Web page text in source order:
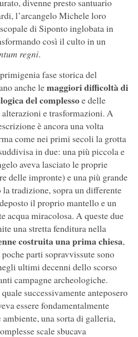
divenne presto santuario
l’arcangelo Michele loro
di Siponto inglobata in
così il culto in un
regni.
fase storica del
anche lemaggiori difficoltà di
del complessoe delle
alterazioni e trasformazioni. A
è ancora una volta
come nei primi secoli la grotta
in due: una più piccola e
aveva lasciato le proprie
delle impronte) e una più grande
la tradizione, sopra un differente
il proprio mantello e un
acqua miracolosa. A queste due
una stretta fenditura nella
costruita una prima chiesa,
parti sopravvissute sono
ultimi decenni dello scorso
campagne archeologiche.
successivamente anteposero
essere fondamentalmente
una sorta di galleria,
scale sbucava